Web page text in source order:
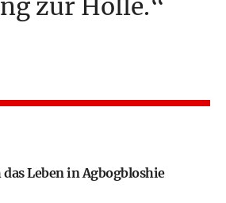
zur Hölle.
Leben in Agbogbloshie